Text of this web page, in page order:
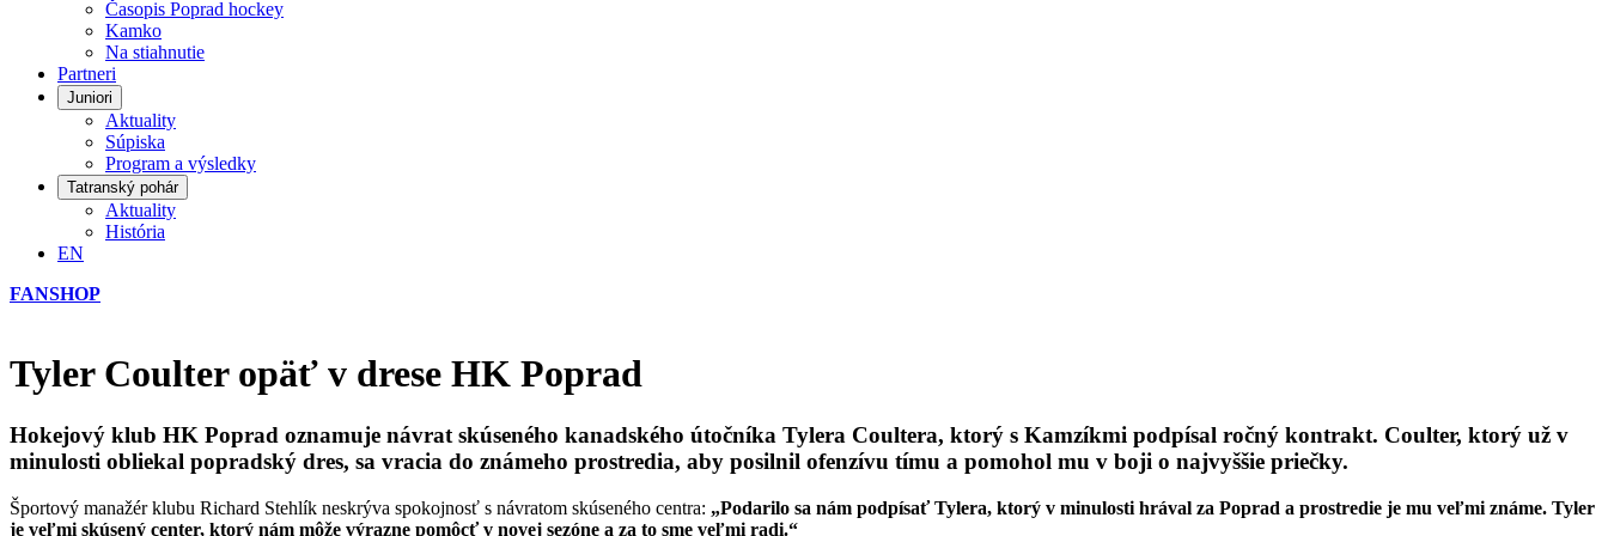
Časopis Poprad hockey
Kamko
Na stiahnutie
Partneri
Juniori
Aktuality
Súpiska
Program a výsledky
Tatranský pohár
Aktuality
História
EN
FANSHOP
Tyler Coulter opäť v drese HK Poprad
Hokejový klub HK Poprad oznamuje návrat skúseného kanadského útočníka Tylera Coultera, ktorý s Kamzíkmi podpísal ročný kontrakt. Coulter, ktorý už v
minulosti obliekal popradský dres, sa vracia do známeho prostredia, aby posilnil ofenzívu tímu a pomohol mu v boji o najvyššie priečky.
Športový manažér klubu Richard Stehlík neskrýva spokojnosť s návratom skúseného centra: „Podarilo sa nám podpísať Tylera, ktorý v minulosti hrával za Poprad a prostredie je mu veľmi známe. Tyler
je veľmi skúsený center, ktorý nám môže výrazne pomôcť v novej sezóne a za to sme veľmi radi.“